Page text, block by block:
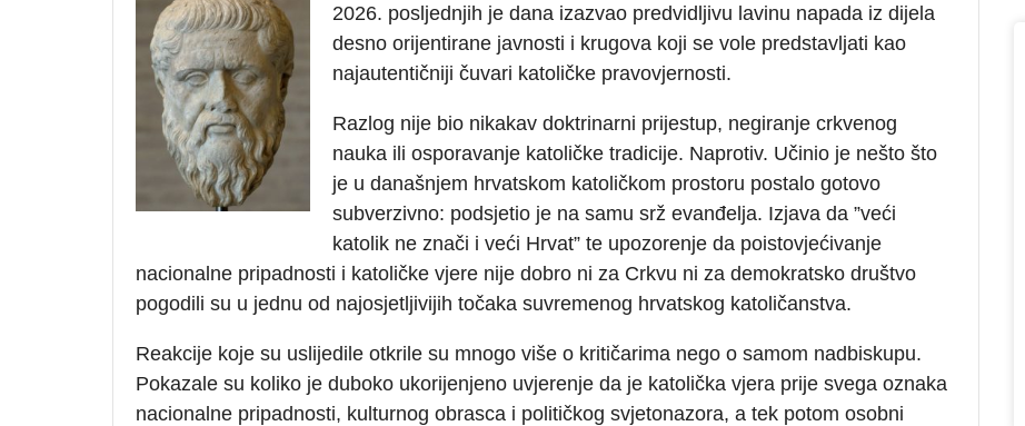
2026. posljednjih je dana izazvao predvidljivu lavinu napada iz dijela
desno orijentirane javnosti i krugova koji se vole predstavljati kao
najautentičniji čuvari katoličke pravovjernosti.
Razlog nije bio nikakav doktrinarni prijestup, negiranje crkvenog
nauka ili osporavanje katoličke tradicije. Naprotiv. Učinio je nešto što
je u današnjem hrvatskom katoličkom prostoru postalo gotovo
subverzivno: podsjetio je na samu srž evanđelja. Izjava da ”veći
katolik ne znači i veći Hrvat” te upozorenje da poistovjećivanje
nacionalne pripadnosti i katoličke vjere nije dobro ni za Crkvu ni za demokratsko društvo
pogodili su u jednu od najosjetljivijih točaka suvremenog hrvatskog katoličanstva.
Reakcije koje su uslijedile otkrile su mnogo više o kritičarima nego o samom nadbiskupu.
Pokazale su koliko je duboko ukorijenjeno uvjerenje da je katolička vjera prije svega oznaka
nacionalne pripadnosti, kulturnog obrasca i političkog svjetonazora, a tek potom osobni